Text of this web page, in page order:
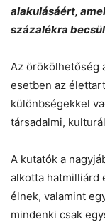
alakulásáért,
százalékra
Az örökölhetőség
esetben az
különbségekkel
társadalmi,
A kutatók a
alkotta hatmilliárd
élnek, valamint
mindenki csak